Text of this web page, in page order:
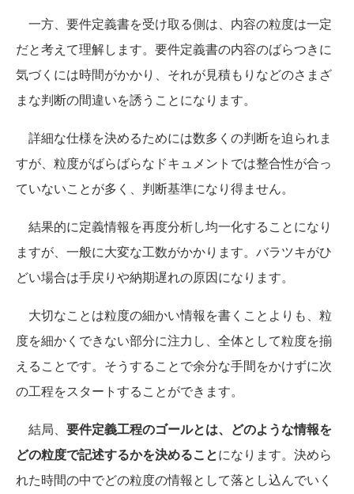
一方、要件定義書を受け取る側は、内容の粒度は一定
だと考えて理解します。要件定義書の内容のばらつきに
気づくには時間がかかり、それが見積もりなどのさまざ
まな判断の間違いを誘うことになります。
詳細な仕様を決めるためには数多くの判断を迫られま
すが、粒度がばらばらなドキュメントでは整合性が合っ
ていないことが多く、判断基準になり得ません。
結果的に定義情報を再度分析し均一化することになり
ますが、一般に大変な工数がかかります。バラツキがひ
どい場合は手戻りや納期遅れの原因になります。
大切なことは粒度の細かい情報を書くことよりも、粒
度を細かくできない部分に注力し、全体として粒度を揃
えることです。そうすることで余分な手間をかけずに次
の工程をスタートすることができます。
結局、 要件定義工程のゴールとは、どのような情報を
どの粒度で記述するかを決めることになります。決めら
れた時間の中でどの粒度の情報として落とし込んでいく